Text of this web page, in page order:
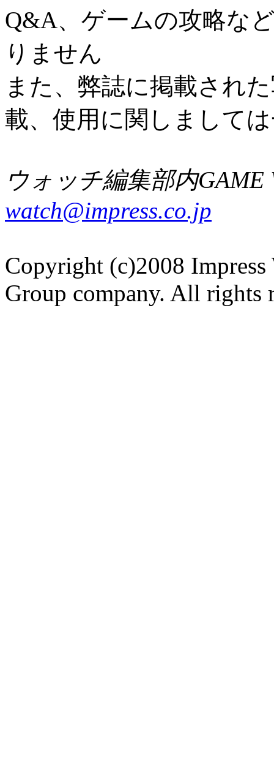
Q&A、ゲームの攻略な
りません
また、弊誌に掲載され
載、使用に関しまして
ウォッチ編集部内GAME
watch@impress.co.jp
Copyright (c)2008 Impress
Group company. All rights